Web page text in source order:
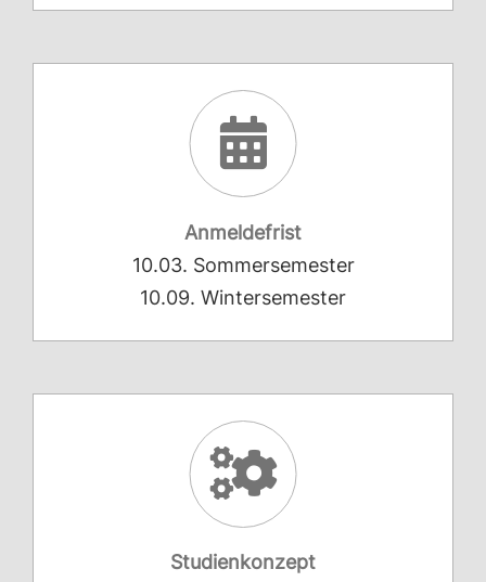
Anmeldefrist
10.03. Sommersemester
10.09. Wintersemester
Studienkonzept